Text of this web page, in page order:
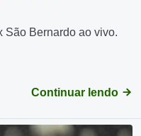
Bernardo ao vivo.
Continuar lendo